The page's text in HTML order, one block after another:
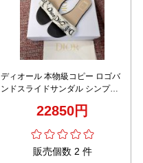
ディオール 本物級コピー ロゴバ
ンドスライドサンダル シンプル
22850円
販売個数 2 件